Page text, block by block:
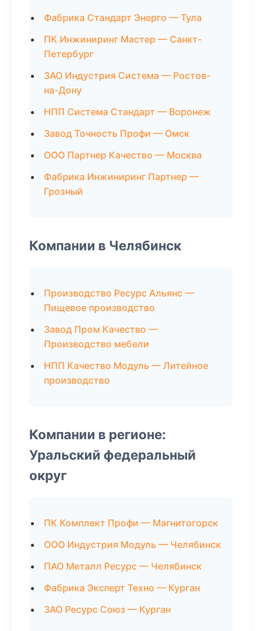
Фабрика Стандарт Энерго — Тула
ПК Инжиниринг Мастер — Санкт-
Петербург
ЗАО Индустрия Система — Ростов-
на-Дону
НПП Система Стандарт — Воронеж
Завод Точность Профи — Омск
ООО Партнер Качество — Москва
Фабрика Инжиниринг Партнер —
Грозный
Компании в Челябинск
Производство Ресурс Альянс —
Пищевое производство
Завод Пром Качество —
Производство мебели
НПП Качество Модуль — Литейное
производство
Компании в регионе:
Уральский федеральный
округ
ПК Комплект Профи — Магнитогорск
ООО Индустрия Модуль — Челябинск
ПАО Металл Ресурс — Челябинск
Фабрика Эксперт Техно — Курган
ЗАО Ресурс Союз — Курган